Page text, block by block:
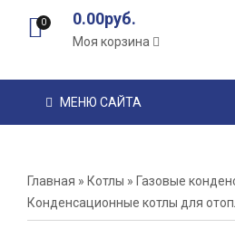
0 0.00руб.
Моя корзина
МЕНЮ САЙТА
Главная » Котлы » Газовые
Конденсационные котлы для